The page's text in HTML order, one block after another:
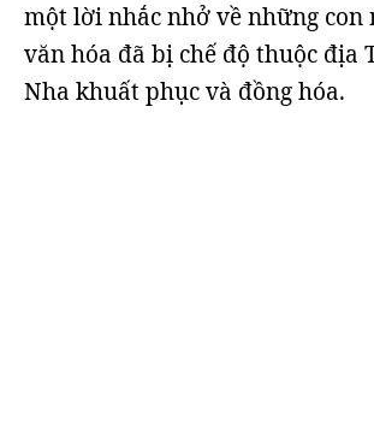
một lời nhắc nhở về những con
văn hóa đã bị chế độ thuộc địa
Nha khuất phục và đồng hóa.